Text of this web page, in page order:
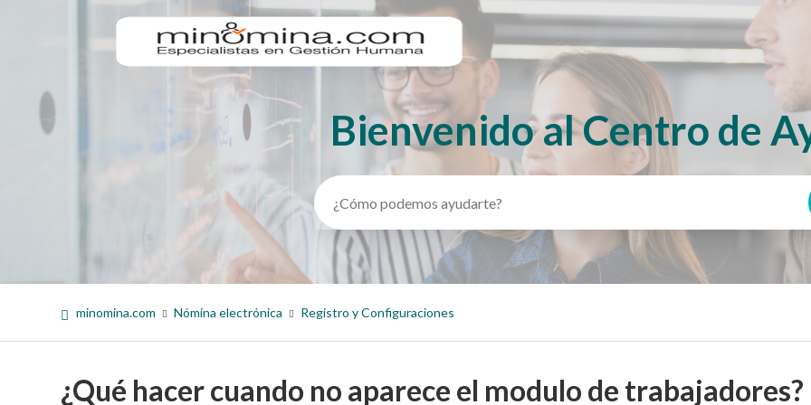
Búsqueda
Bienvenido al Centro de
minomina.com Nómina electrónica Registro y Configuraciones
¿Qué hacer cuando no aparece el modulo de trabajadores?